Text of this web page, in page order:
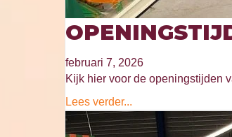
februari 7, 2026
Kijk hier voor de openingstijden
Lees verder...